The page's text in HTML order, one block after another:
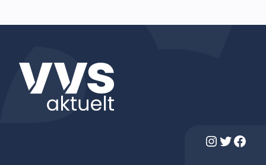
Instagram Twitter Facebook